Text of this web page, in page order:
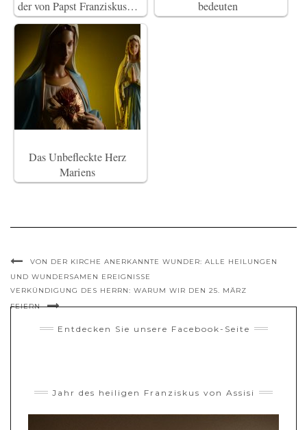
der von Papst Franziskus… bedeuten
Das Unbefleckte Herz
Mariens
VON DER KIRCHE ANERKANNTE WUNDER: ALLE HEILUNGEN
UND WUNDERSAMEN EREIGNISSE
VERKÜNDIGUNG DES HERRN: WARUM WIR DEN 25. MÄRZ
FEIERN
Entdecken Sie unsere Facebook-Seite
Jahr des heiligen Franziskus von Assisi